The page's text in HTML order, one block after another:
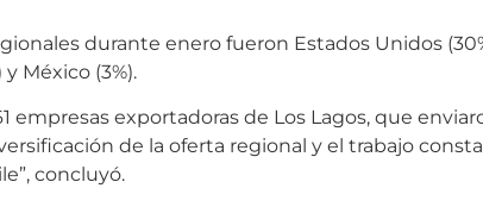
durante enero fueron Estados Unidos
México (3%).
exportadoras de Los Lagos, que
de la oferta regional y el trabajo
concluyó.